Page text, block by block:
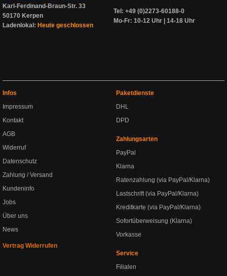
Karl-Ferdinand-Braun-Str. 33
50170 Kerpen
Ladenlokal: Heute geschlossen
Tel: +49 (0)2273-60188-0
Mo-Fr: 10-12 Uhr | 14-18 Uhr
Infos
Impressum
Kontakt
AGB
Widerruf
Datenschutz
Zahlung / Versand
Kundeninfo
Jobs
Über uns
News
Vertrag Widerrufen
Paketdienste
DHL
DPD
Zahlungsarten
PayPal
Klarna
Ratenzahlung (via PayPal/Klarna)
Lastschrift (via PayPal/Klarna)
Kreditkarte (via PayPal/Klarna)
Sofortüberweisung (Klarna)
Vorkasse
Service
Filialen